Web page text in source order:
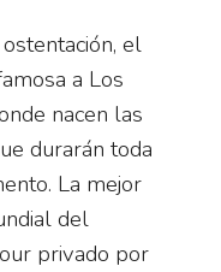
el
a Los
nacen las
durarán toda
La mejor
del
privado por